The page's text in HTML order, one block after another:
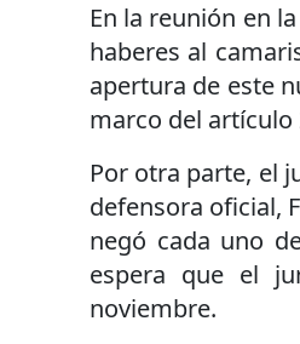
En la reunión en
haberes al
apertura de este
marco del artículo
Por otra parte, el
defensora oficial,
negó cada uno
espera que el
noviembre.